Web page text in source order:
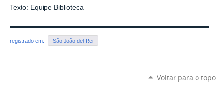
Texto: Equipe Biblioteca
registrado em: São João del-Rei
Voltar para o topo